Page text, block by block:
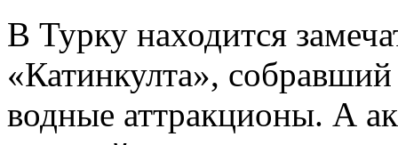
В Турку находится
«Катинкулта»,
водные аттракционы. А